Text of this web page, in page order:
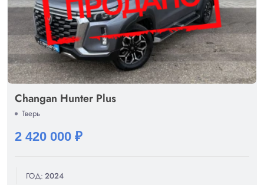
Changan Hunter Plus
Тверь
2 420 000 ₽
ГОД: 2024